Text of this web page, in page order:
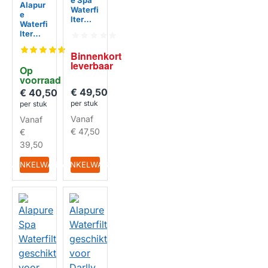
HUISMERK
Op
voorraad
Alapur
e
Waterfi
lter
kt voor
PC124 /
C-7483
/ PA81
Zwemb
ad
Waterfi
lter
€ 40,50
per stuk
Vanaf
€
39,50
IN WINKELWAGEN
HUISMERK
Binnenkort
leverbaar
Waterfi
lter
960
anti-
€ 49,50
per stuk
Vanaf
€ 47,50
IN WINKELWAGEN